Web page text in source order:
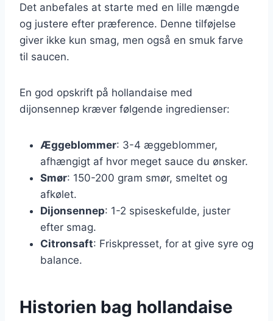
Det anbefales at starte med en lille mængde
og justere efter præference. Denne tilføjelse
giver ikke kun smag, men også en smuk farve
til saucen.
En god opskrift på hollandaise med
dijonsennep kræver følgende ingredienser:
Æggeblommer: 3-4 æggeblommer,
afhængigt af hvor meget sauce du ønsker.
Smør: 150-200 gram smør, smeltet og
afkølet.
Dijonsennep: 1-2 spiseskefulde, juster
efter smag.
Citronsaft: Friskpresset, for at give syre og
balance.
Historien bag hollandaise